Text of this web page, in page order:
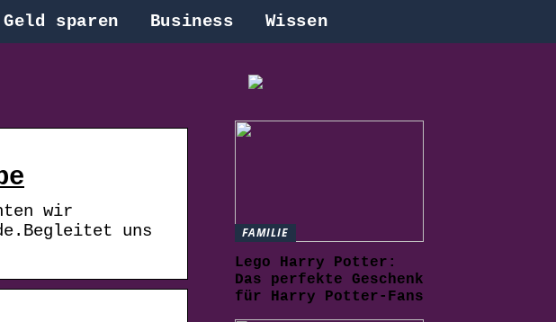
Geld sparen Business Wissen
wir
uns
FAMILIE
Lego Harry Potter:
Das perfekte Geschenk
für Harry Potter-Fans